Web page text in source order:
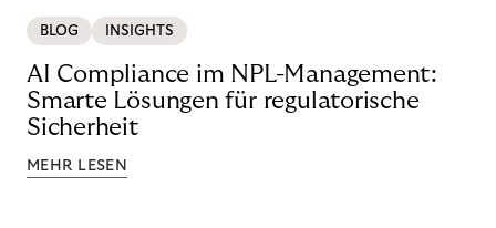
BLOG INSIGHTS
AI Compliance im NPL-Management:
Smarte Lösungen für regulatorische
Sicherheit
MEHR LESEN